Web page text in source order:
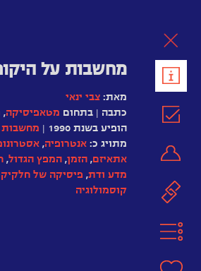
מחשבות על
מאת: צבי ינאי
כתבה | בתחום מטאפיסיקה,
הופיע בשנת 1990 |
מחשבות 60:
מתויג כ: אנטרופיה‏,
אתאיזם, הזמן, המפץ הגדול,
מדע ודת, פיסיקה של
קוסמולוגיה